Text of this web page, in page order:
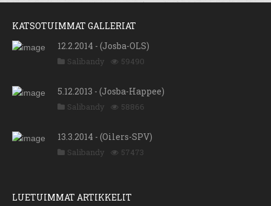
KATSOTUIMMAT GALLERIAT
12.2.2014 - (Josba-OLS)
Salibandy 59490
5.12.2013 - (Josba-Happee)
Salibandy 58866
13.3.2014 - (Oilers-SPV)
Salibandy 57473
LUETUIMMAT ARTIKKELIT